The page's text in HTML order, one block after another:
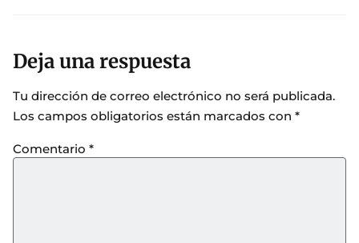
Deja una respuesta
Tu dirección de correo electrónico no será publicada.
Los campos obligatorios están marcados con *
Comentario *